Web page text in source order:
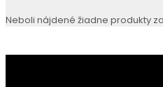
Neboli nájdené žiadne produkty